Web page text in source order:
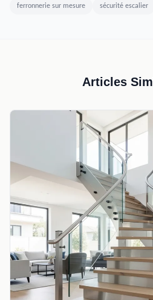
ferronnerie sur mesure sécurité escalier
Articles